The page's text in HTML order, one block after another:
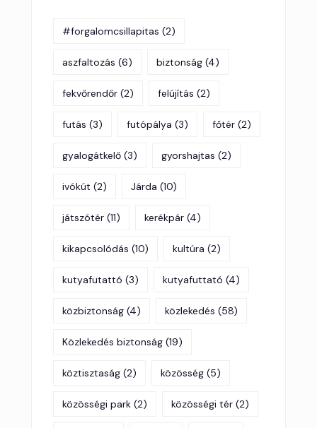
#forgalomcsillapitas (2)
aszfaltozás (6) biztonság (4)
fekvőrendőr (2) felújítás (2)
futás (3) futópálya (3) főtér (2)
gyalogátkelő (3) gyorshajtas (2)
ivókút (2) Járda (10)
játszótér (11) kerékpár (4)
kikapcsolódás (10) kultúra (2)
kutyafutattó (3) kutyafuttató (4)
közbiztonság (4) közlekedés (58)
Közlekedés biztonság (19)
köztisztaság (2) közösség (5)
közösségi park (2) közösségi tér (2)